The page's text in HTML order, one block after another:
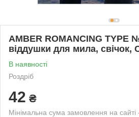
AMBER ROMANCING TYPE
віддушки для мила, свічок,
В наявності
Роздріб
42 ₴
Мінімальна сума замовлення на